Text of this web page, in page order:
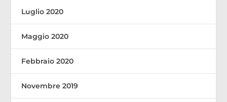
Luglio 2020
Maggio 2020
Febbraio 2020
Novembre 2019